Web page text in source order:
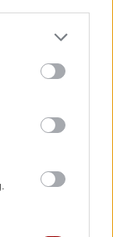
μετεωρολογικά
καταστροφές.
έχουν
κάθε λεπτό
ποδοσφαίρου.
Μπάιντεν